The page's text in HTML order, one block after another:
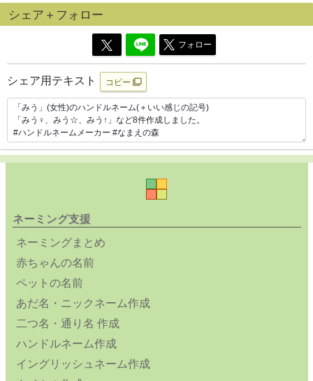
シェア＋フォロー
フォロー
シェア用テキスト コピー
ネーミング支援
ネーミングまとめ
赤ちゃんの名前
ペットの名前
あだ名・ニックネーム作成
二つ名・通り名 作成
ハンドルネーム作成
イングリッシュネーム作成